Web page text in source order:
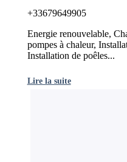
+33679649905
Energie renouvelable,
pompes à chaleur,
Installation de poêles...
Lire la suite